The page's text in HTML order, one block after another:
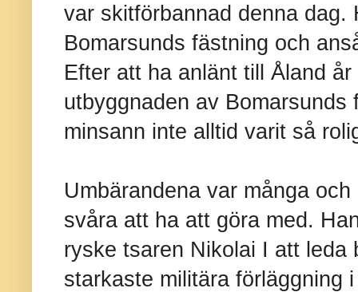
var skitförbannad denna
Bomarsunds fästning och
Efter att ha anlänt till Åland
utbyggnaden av
minsann inte alltid varit så
Umbärandena var många
svåra att ha att göra med.
ryske tsaren Nikolai I att leda
starkaste militära förläggning